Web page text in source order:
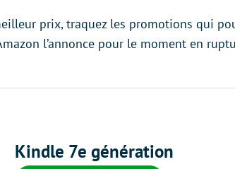
prix, traquez les promotions qui
l’annonce pour le moment en
Kindle 7e génération